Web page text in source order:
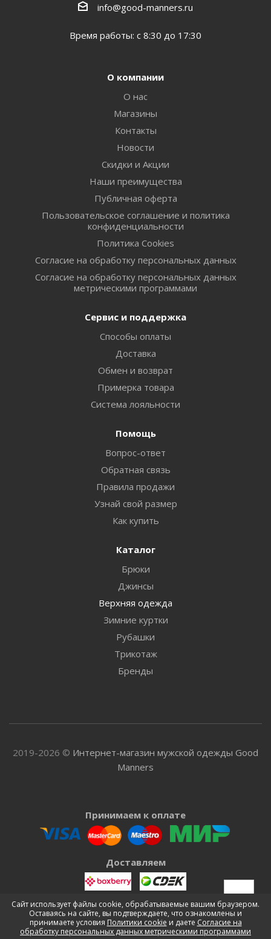
info@good-manners.ru
Время работы: с 8:30 до 17:30
О компании
О нас
Магазины
Контакты
Новости
Скидки и Акции
Наши преимущества
Публичная оферта
Пользовательское соглашение и политика
конфиденциальности
Политика Cookies
Согласие на обработку персональных данных
Согласие на обработку персональных данных
метрическими программами
Сервис и поддержка
Способы оплаты
Доставка
Обмен и возврат
Примерка товара
Система лояльности
Помощь
Вопрос-ответ
Обратная связь
Правила продажи
Узнай свой размер
Как купить
Каталог
Брюки
Джинсы
Верхняя одежда
Зимние куртки
Рубашки
Трикотаж
Бренды
2019-2026 © Интернет-магазин мужской одежды Good
Manners
Принимаем к оплате
Доставляем
Сайт использует файлы cookie, обрабатываемые вашим браузером.
Оставаясь на сайте, вы подтверждаете, что ознакомлены и
принимаете условия Политики cookie и даете Согласие на
обработку персональных данных метрическими программами